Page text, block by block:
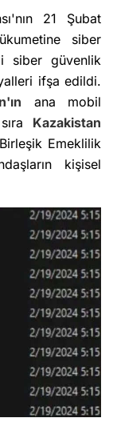
21 Şubat
siber
siber güvenlik
ifşa edildi.
ana mobil
Kazakistan
Emeklilik
kişisel